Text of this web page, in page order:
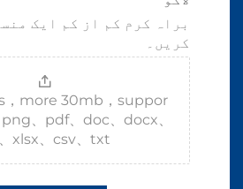
براہ کرم کم از کم ایک
کریں۔
，more 30mb，suppor
、pdf、doc、docx、
xlsx、csv、txt